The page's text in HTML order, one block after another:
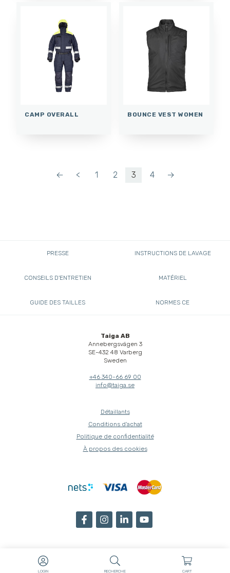
LOGIN RECHERCHE CART
CAMP OVERALL BOUNCE VEST WOMEN
← < 1 2 3 4 →
PRESSE INSTRUCTIONS DE LAVAGE
CONSEILS D'ENTRETIEN MATÉRIEL
GUIDE DES TAILLES NORMES CE
Taiga AB
Annebergsvägen 3
SE-432 48 Varberg
Sweden
+46 340-66 69 00
info@taiga.se
Détaillants
Conditions d'achat
Politique de confidentialité
À propos des cookies